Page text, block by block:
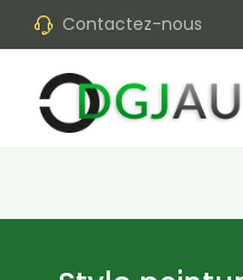
Contactez-nous